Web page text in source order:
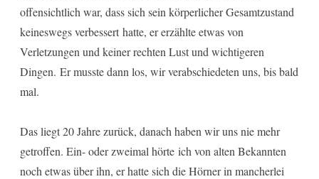
offensichtlich war, dass sich sein körperlicher Gesamtzustand
keineswegs verbessert hatte, er erzählte etwas von
Verletzungen und keiner rechten Lust und wichtigeren
Dingen. Er musste dann los, wir verabschiedeten uns, bis bald
mal.
Das liegt 20 Jahre zurück, danach haben wir uns nie mehr
getroffen. Ein- oder zweimal hörte ich von alten Bekannten
noch etwas über ihn, er hatte sich die Hörner in mancherlei